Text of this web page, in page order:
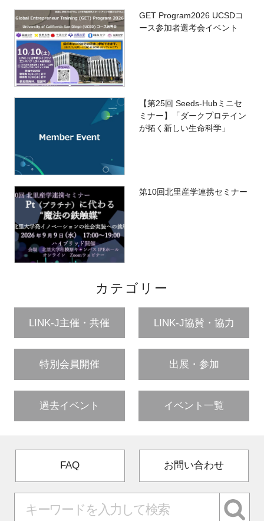
GET Program2026 UCSDコ
ース参加者選考会イベント
【第25回 Seeds-Hubミニセ
ミナー】「ダークプロテイン
が拓く新しい生命科学」
第10回北里産学連携セミナー
カテゴリー
LINK-J主催・共催 LINK-J協賛・協力
特別会員開催 出展・参加
過去イベント イベント一覧
FAQ お問い合わせ